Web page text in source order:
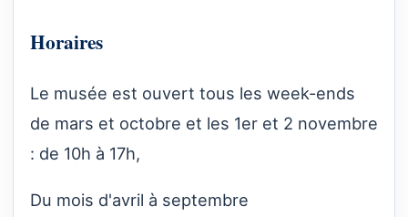
Horaires
Le musée est ouvert tous les week-ends
de mars et octobre et les 1er et 2 novembre
: de 10h à 17h,
Du mois d'avril à septembre